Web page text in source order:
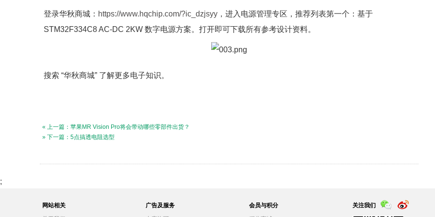
登录华秋商城： https://www.hqchip.com/?ic_dzjsyy ，进入电源管理专区，推荐列表第一个：基于
STM32F334C8 AC-DC 2KW 数字电源方案。打开即可下载所有参考设计资料。
搜索 “华秋商城” 了解更多电子知识。
« 上一篇：苹果MR Vision Pro将会带动哪些零部件出货？
» 下一篇：5点搞透电阻选型
;
网站相关
广告及服务
会员与积分
关注我们